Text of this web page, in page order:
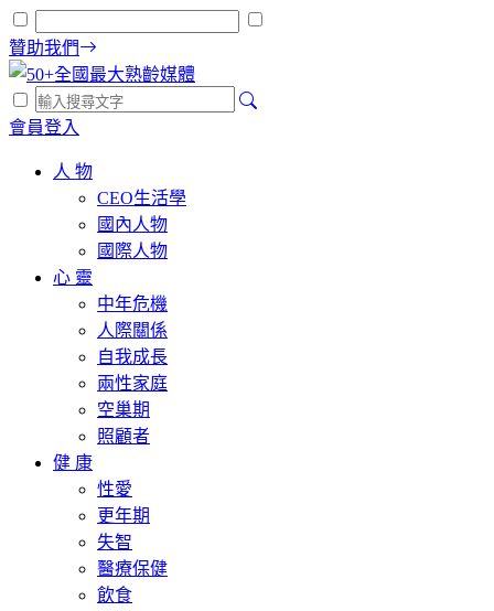
贊助我們
會員登入
人 物
CEO生活學
國內人物
國際人物
心 靈
中年危機
人際關係
自我成長
兩性家庭
空巢期
照顧者
健 康
性愛
更年期
失智
醫療保健
飲食